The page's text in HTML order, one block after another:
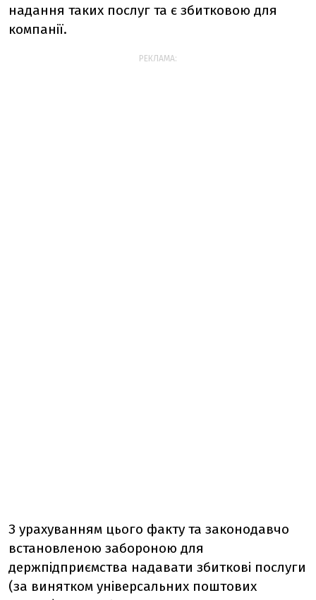
надання таких послуг та є збитковою для
компанії.
РЕКЛАМА:
З урахуванням цього факту та законодавчо
встановленою забороною для
держпідприємства надавати збиткові послуги
(за винятком універсальних поштових